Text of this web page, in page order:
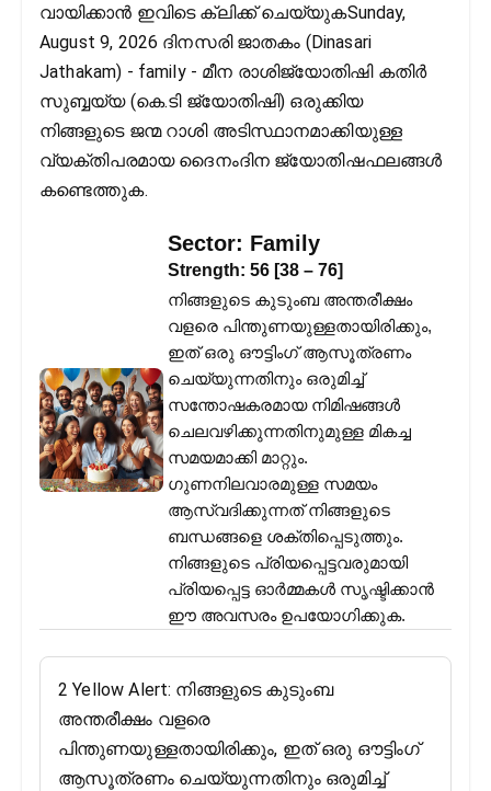
വായിക്കാൻ ഇവിടെ ക്ലിക്ക് ചെയ്യുകSunday,
August 9, 2026 ദിനസരി ജാതകം (Dinasari
Jathakam) - family - മീന രാശിജ്യോതിഷി കതിര്‍
സുബ്ബയ്യ (കെ.ടി ജ്യോതിഷി) ഒരുക്കിയ
നിങ്ങളുടെ ജന്മ റാശി അടിസ്ഥാനമാക്കിയുള്ള
വ്യക്തിപരമായ ദൈനംദിന ജ്യോതിഷഫലങ്ങള്‍
കണ്ടെത്തുക.
Sector: Family
Strength: 56 [38 – 76]
നിങ്ങളുടെ കുടുംബ അന്തരീക്ഷം
വളരെ പിന്തുണയുള്ളതായിരിക്കും,
ഇത് ഒരു ഔട്ടിംഗ് ആസൂത്രണം
ചെയ്യുന്നതിനും ഒരുമിച്ച്
സന്തോഷകരമായ നിമിഷങ്ങൾ
ചെലവഴിക്കുന്നതിനുമുള്ള മികച്ച
സമയമാക്കി മാറ്റും.
ഗുണനിലവാരമുള്ള സമയം
ആസ്വദിക്കുന്നത് നിങ്ങളുടെ
ബന്ധങ്ങളെ ശക്തിപ്പെടുത്തും.
നിങ്ങളുടെ പ്രിയപ്പെട്ടവരുമായി
പ്രിയപ്പെട്ട ഓർമ്മകൾ സൃഷ്ടിക്കാൻ
ഈ അവസരം ഉപയോഗിക്കുക.
2 Yellow Alert: നിങ്ങളുടെ കുടുംബ
അന്തരീക്ഷം വളരെ
പിന്തുണയുള്ളതായിരിക്കും, ഇത് ഒരു ഔട്ടിംഗ്
ആസൂത്രണം ചെയ്യുന്നതിനും ഒരുമിച്ച്